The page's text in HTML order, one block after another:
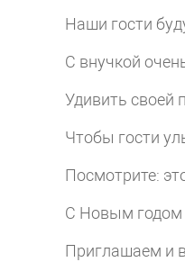
Наши гости
С внучкой
Удивить своей
Чтобы гости
Посмотрите:
С Новым годом
Приглашаем и